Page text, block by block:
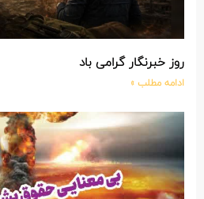
روز خبرنگار گرامی باد
ادامه مطلب »